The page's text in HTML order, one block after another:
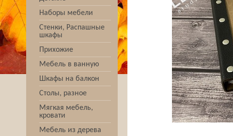
Наборы мебели
Стенки, Распашные
шкафы
Прихожие
Мебель в ванную
Шкафы на балкон
Столы, разное
Мягкая мебель,
кровати
Мебель из дерева